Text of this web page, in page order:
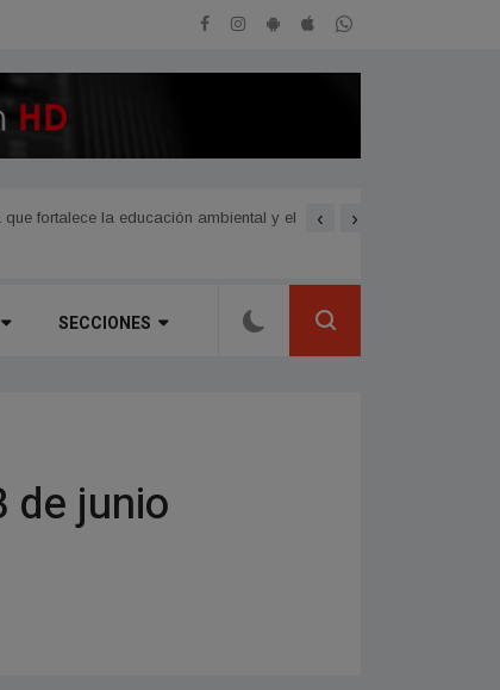
fortalece la educación ambiental y el
Avanzan las nuevas
‹ ›
SECCIONES
de junio